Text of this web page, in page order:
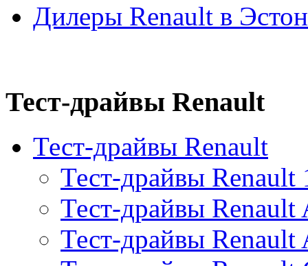
Дилеры Renault в
Тест-драйвы Renault
Тест-драйвы Renault
Тест-драйвы Renault
Тест-драйвы Renault
Тест-драйвы Renault